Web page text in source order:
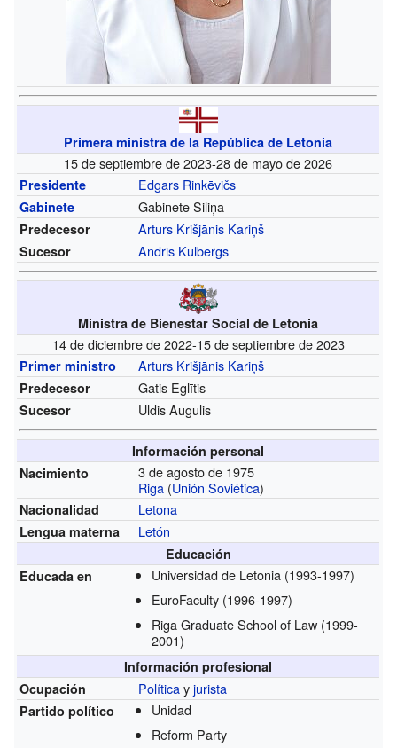
Primera ministra de la República de Letonia
15 de septiembre de 2023-28 de mayo de 2026
Presidente Edgars Rinkēvičs
Gabinete Gabinete Siliņa
Predecesor Arturs Krišjānis Kariņš
Sucesor Andris Kulbergs
Ministra de Bienestar Social de Letonia
14 de diciembre de 2022-15 de septiembre de 2023
Primer ministro Arturs Krišjānis Kariņš
Predecesor Gatis Eglītis
Sucesor Uldis Augulis
Información personal
Nacimiento
3 de agosto de 1975
Riga (Unión Soviética)
Nacionalidad Letona
Lengua materna Letón
Educación
Educada en
Universidad de Letonia (1993-1997)
EuroFaculty (1996-1997)
Riga Graduate School of Law (1999-
2001)
Información profesional
Ocupación
Políticayjurista
Partido político
Unidad
Reform Party